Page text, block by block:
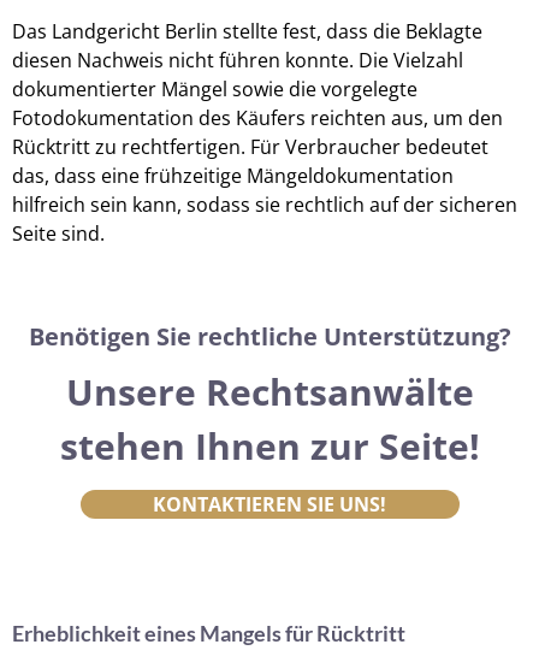
Das Landgericht Berlin stellte fest, dass die Beklagte
diesen Nachweis nicht führen konnte. Die Vielzahl
dokumentierter Mängel sowie die vorgelegte
Fotodokumentation des Käufers reichten aus, um den
Rücktritt zu rechtfertigen. Für Verbraucher bedeutet
das, dass eine frühzeitige Mängeldokumentation
hilfreich sein kann, sodass sie rechtlich auf der sicheren
Seite sind.
Benötigen Sie rechtliche Unterstützung?
Unsere Rechtsanwälte
stehen Ihnen zur Seite!
KONTAKTIEREN SIE UNS!
Erheblichkeit eines Mangels für Rücktritt